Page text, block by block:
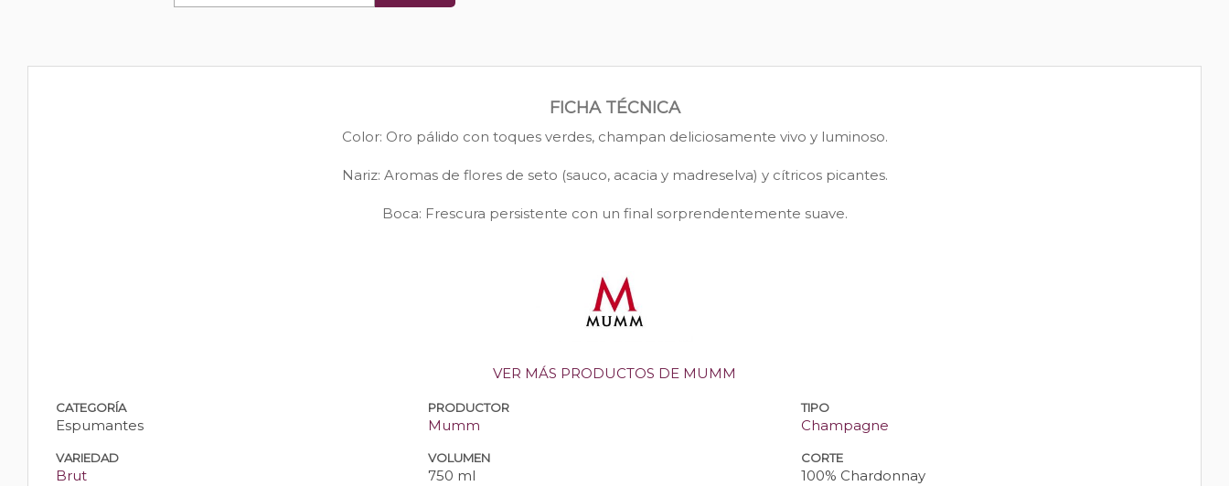
FICHA TÉCNICA
Color: Oro pálido con toques verdes, champan deliciosamente vivo y luminoso.
Nariz: Aromas de flores de seto (sauco, acacia y madreselva) y cítricos picantes.
Boca: Frescura persistente con un final sorprendentemente suave.
VER MÁS PRODUCTOS DE MUMM
CATEGORÍA
Espumantes
PRODUCTOR
Mumm
TIPO
Champagne
VARIEDAD
Brut
VOLUMEN
750 ml
CORTE
100% Chardonnay